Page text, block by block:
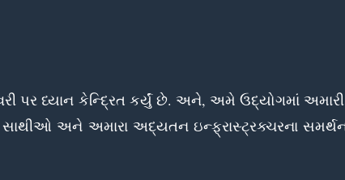
પર ધ્યાન કેન્દ્રિત કર્યું છે. અને, અમે ઉદ્યોગમાં
અને અમારા અદ્યતન ઇન્ફ્રાસ્ટ્રક્ચરના